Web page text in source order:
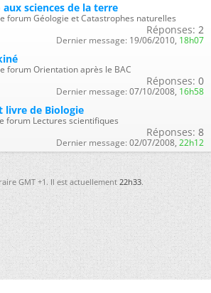
sciences de la terre
forum Géologie et Catastrophes naturelles
Réponses: 2
Dernier message: 19/06/2010, 18h07
forum Orientation après le BAC
Réponses: 0
Dernier message: 07/10/2008, 16h58
livre de Biologie
forum Lectures scientifiques
Réponses: 8
Dernier message: 02/07/2008, 22h12
GMT +1. Il est actuellement22h33.